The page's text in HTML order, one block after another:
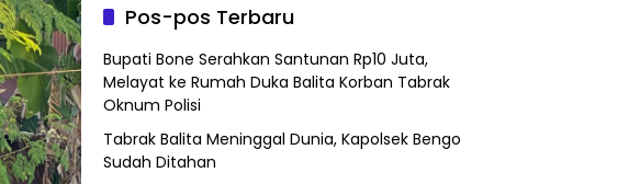
Sentuh Atm
Pos-pos Terbaru
Bupati Bone Serahkan Santunan Rp10 Juta,
Melayat ke Rumah Duka Balita Korban Tabrak
Oknum Polisi
Tabrak Balita Meninggal Dunia, Kapolsek Bengo
Sudah Ditahan